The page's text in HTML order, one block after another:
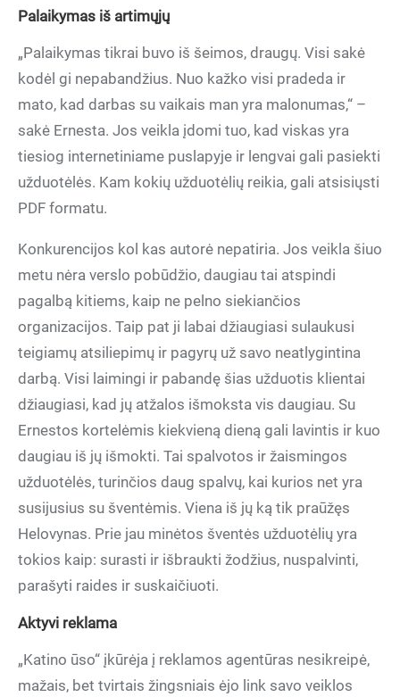
Palaikymas iš artimųjų
„Palaikymas tikrai buvo iš šeimos, draugų. Visi sakė
kodėl gi nepabandžius. Nuo kažko visi pradeda ir
mato, kad darbas su vaikais man yra malonumas,“ –
sakė Ernesta. Jos veikla įdomi tuo, kad viskas yra
tiesiog internetiniame puslapyje ir lengvai gali pasiekti
užduotėlės. Kam kokių užduotėlių reikia, gali atsisiųsti
PDF formatu.
Konkurencijos kol kas autorė nepatiria. Jos veikla šiuo
metu nėra verslo pobūdžio, daugiau tai atspindi
pagalbą kitiems, kaip ne pelno siekiančios
organizacijos. Taip pat ji labai džiaugiasi sulaukusi
teigiamų atsiliepimų ir pagyrų už savo neatlygintina
darbą. Visi laimingi ir pabandę šias užduotis klientai
džiaugiasi, kad jų atžalos išmoksta vis daugiau. Su
Ernestos kortelėmis kiekvieną dieną gali lavintis ir kuo
daugiau iš jų išmokti. Tai spalvotos ir žaismingos
užduotėlės, turinčios daug spalvų, kai kurios net yra
susijusius su šventėmis. Viena iš jų ką tik praūžęs
Helovynas. Prie jau minėtos šventės užduotėlių yra
tokios kaip: surasti ir išbraukti žodžius, nuspalvinti,
parašyti raides ir suskaičiuoti.
Aktyvi reklama
„Katino ūso“ įkūrėja į reklamos agentūras nesikreipė,
mažais, bet tvirtais žingsniais ėjo link savo veiklos